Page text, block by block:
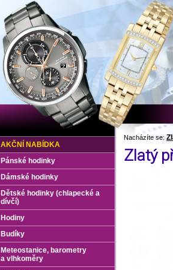
Nacházíte se:
Zlatý
AKČNÍ NABÍDKA
Pánské hodinky
Dámské hodinky
Dětské hodinky (chlapecké a
dívčí)
Hodiny
Budíky
Meteostanice, barometry
a vlhkoměry